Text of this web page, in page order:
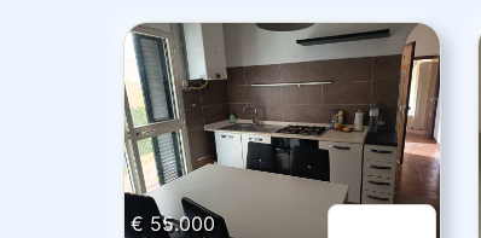
€ 55.000